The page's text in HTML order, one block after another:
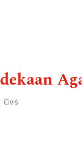
Civis